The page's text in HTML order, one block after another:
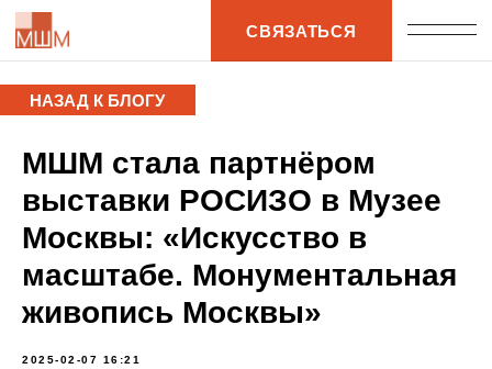
МШМ стала партнёром
выставки РОСИЗО в Музее
Москвы: «Искусство в
масштабе. Монументальная
живопись Москвы»
2025-02-07 16:21
МАСТЕР-КЛАССЫ АРТ-ИВЕНТЫАРТ-ПУТЕШЕСТВИЯ
БЕСПЛАТНАЯ
МОЗАИЧНЫЕ НАБОРЫ МОЗАИКА НА ЗАКАЗ
2025ПРОСТО СОВПАДЕНИЯ. 2024
ПАННО ВДНХ. 2024
ГЕНЕРАЛЬНАЯ РЕПЕТИЦИЯ. 2025